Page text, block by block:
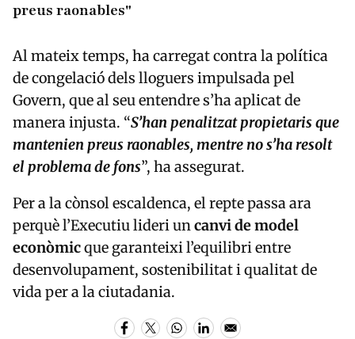
preus raonables"
Al mateix temps, ha carregat contra la política
de congelació dels lloguers impulsada pel
Govern, que al seu entendre s’ha aplicat de
manera injusta. “S’han penalitzat propietaris que
mantenien preus raonables, mentre no s’ha resolt
el problema de fons”, ha assegurat.
Per a la cònsol escaldenca, el repte passa ara
perquè l’Executiu lideri un canvi de model
econòmicque garanteixi l’equilibri entre
desenvolupament, sostenibilitat i qualitat de
vida per a la ciutadania.